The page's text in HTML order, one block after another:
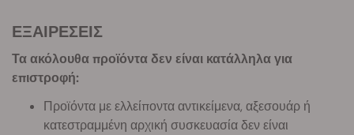
ΕΞΑΙΡΕΣΕΙΣ
Τα ακόλουθα προϊόντα δεν είναι κατάλληλα για
επιστροφή:
Προϊόντα με ελλείποντα αντικείμενα, αξεσουάρ ή
κατεστραμμένη αρχική συσκευασία δεν είναι